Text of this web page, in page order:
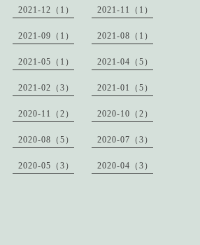
2021-12（1） 2021-11（1）
2021-09（1） 2021-08（1）
2021-05（1） 2021-04（5）
2021-02（3） 2021-01（5）
2020-11（2） 2020-10（2）
2020-08（5） 2020-07（3）
2020-05（3） 2020-04（3）